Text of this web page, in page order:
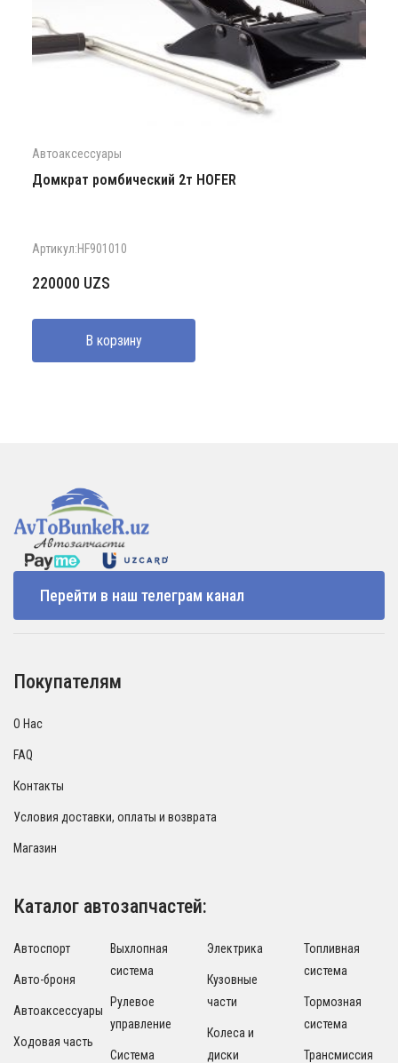
Автоаксессуары
Домкрат ромбический 2т HOFER
Артикул:HF901010
220000 UZS
В корзину
Перейти в наш телеграм канал
Покупателям
О Нас
FAQ
Контакты
Условия доставки, оплаты и возврата
Магазин
Каталог автозапчастей:
Автоспорт
Авто-броня
Автоаксессуары
Ходовая часть
Выхлопная
система
Рулевое
управление
Система
Электрика
Кузовные
части
Колеса и
диски
Топливная
система
Тормозная
система
Трансмиссия